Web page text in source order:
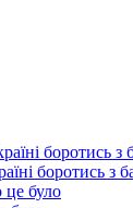
боротись з